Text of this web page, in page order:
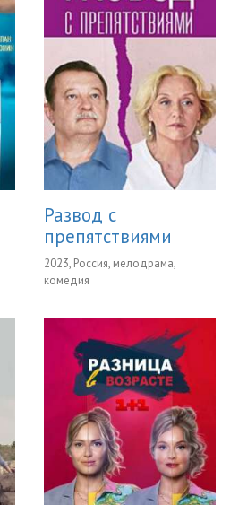
Развод с
препятствиями
2023, Россия, мелодрама,
комедия